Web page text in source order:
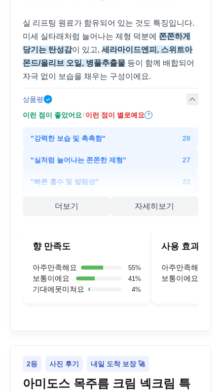
실 리프팅 원료가 함유되어 있는 것도 특징입니다.
미세 실타래처럼 늘어나는 제형 덕분에 쫀쫀하게
당기는 탄성감이 있고, 세라마이드엔피, 스위트아
몬드/올리브 오일, 병풀추출물 등이 함께 배합되어
자극 없이 보습을 채우는 구성이에요.
상품평
이런 점이 좋았어요/ 이런 점이 별로예요 ?
"강력한 보습 및 촉촉함" 28
"실처럼 늘어나는 쫀쫀한 제형" 27
"빠른 흡수 및 발림성" 22
더보기 자세히보기
향 만족도
아주만족해요 55%
보통이에요 41%
기대에못미쳐요 4%
사용 효과
아주만족해요
보통이에요
2등 사진 후기 내일 도착 보장 🚀
아미도스 목주름 크림 넥크림 특